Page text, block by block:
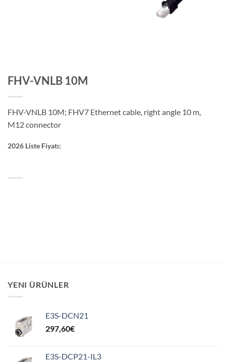
FHV-VNLB 10M
FHV-VNLB 10M; FHV7 Ethernet cable, right angle 10 m,
M12 connector
2026 Liste Fiyatı;
YENI ÜRÜNLER
E3S-DCN21
297,60€
E3S-DCP21-IL3